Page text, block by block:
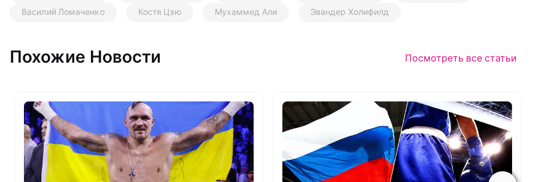
Василий Ломаченко
Костя Цзю Мухаммед Али Эвандер Холифилд
Похожие Новости Посмотреть все статьи